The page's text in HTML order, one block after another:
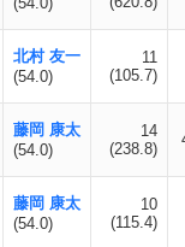
北村 友一
(54.0)
11
(105.7)
藤岡 康太
(54.0)
14
(238.8)
藤岡 康太
(54.0)
10
(115.4)